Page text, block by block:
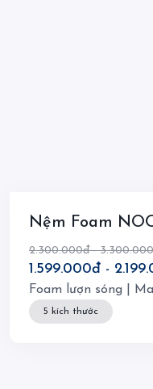
Nệm Foam
2.300.000đ -
1.599.000đ -
Foam lượn sóng |
5 kích thước